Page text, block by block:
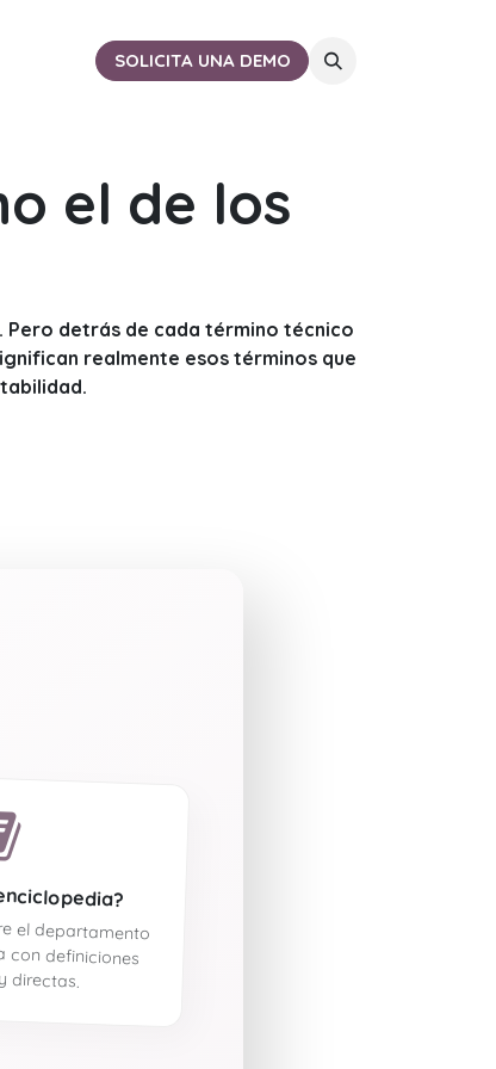
CERCA DE TISOLICITA UNA DEMO
el de los
Pero detrás de cada término técnico
realmente esos términos que
el departamento
con definiciones
directas.